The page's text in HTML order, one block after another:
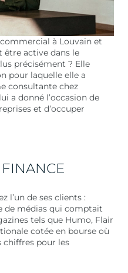
à Louvain et
être active dans le
précisément ? Elle
pour laquelle elle a
consultante chez
a donné l’occasion de
et d’occuper
l’un de ses clients :
de médias qui comptait
tels que Humo, Flair
cotée en bourse où
chiffres pour les